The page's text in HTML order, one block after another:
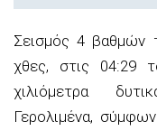
Σεισμός 4 βαθμών
χθες, στις 04:29
χιλιόμετρα
Γερολιμένα,